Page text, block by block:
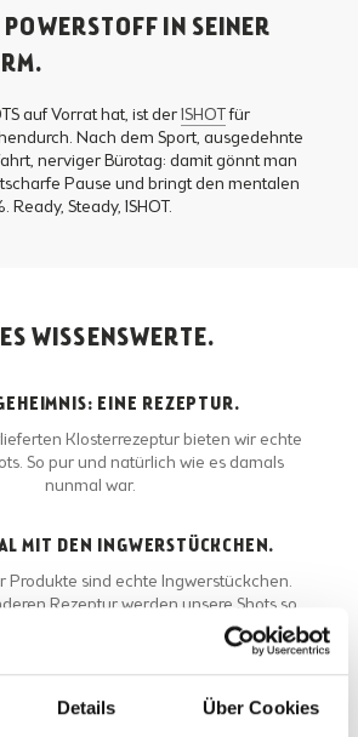
Details Über Cookies
IN SEINER
auf Vorrat hat, ist der 1SHOT
für
Nach dem Sport, ausgedehnte
nerviger Bürotag: damit gönnt man
Pause und bringt den mentalen
Steady, 1SHOT.
WISSENSWERTE.
EINE REZEPTUR.
Klosterrezeptur bieten wir echte
So pur und natürlich wie es damals
nunmal war.
MIT DEN INGWERSTÜCKCHEN.
Produkte sind echte Ingwerstückchen.
Rezeptur werden unsere Shots so
spürbaren Geschmackserlebnis.
Shots da Draußen. Wir wollen so nah